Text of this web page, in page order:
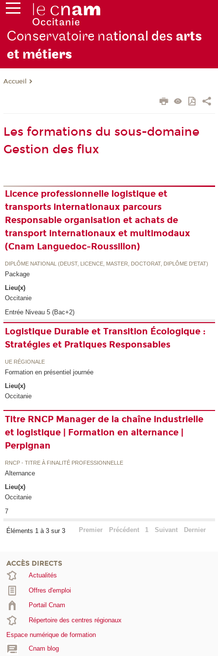
Conservatoire national des arts
et métiers
Accueil
Les formations du sous-domaine
Gestion des flux
Licence professionnelle logistique et
transports internationaux parcours
Responsable organisation et achats de
transport internationaux et multimodaux
(Cnam Languedoc-Roussillon)
DIPLÔME NATIONAL (DEUST, LICENCE, MASTER, DOCTORAT, DIPLÔME D'ETAT)
Package
Lieu(x)
Occitanie
Entrée Niveau 5 (Bac+2)
Logistique Durable et Transition Écologique :
Stratégies et Pratiques Responsables
UE RÉGIONALE
Formation en présentiel journée
Lieu(x)
Occitanie
Titre RNCP Manager de la chaîne industrielle
et logistique | Formation en alternance |
Perpignan
RNCP - TITRE À FINALITÉ PROFESSIONNELLE
Alternance
Lieu(x)
Occitanie
7
Éléments 1 à 3 sur 3 Premier Précédent 1 Suivant Dernier
ACCÈS DIRECTS
Actualités
Offres d'emploi
Portail Cnam
Répertoire des centres régionaux
Espace numérique de formation
Cnam blog